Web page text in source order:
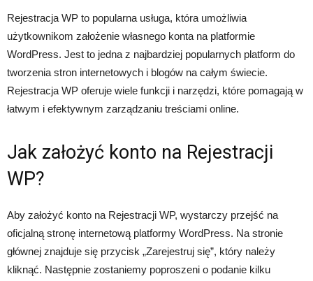
Rejestracja WP to popularna usługa, która umożliwia
użytkownikom założenie własnego konta na platformie
WordPress. Jest to jedna z najbardziej popularnych platform do
tworzenia stron internetowych i blogów na całym świecie.
Rejestracja WP oferuje wiele funkcji i narzędzi, które pomagają w
łatwym i efektywnym zarządzaniu treściami online.
Jak założyć konto na Rejestracji
WP?
Aby założyć konto na Rejestracji WP, wystarczy przejść na
oficjalną stronę internetową platformy WordPress. Na stronie
głównej znajduje się przycisk „Zarejestruj się”, który należy
kliknąć. Następnie zostaniemy poproszeni o podanie kilku